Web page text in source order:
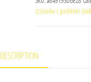
czcionka z polskimi
DESCRIPTION